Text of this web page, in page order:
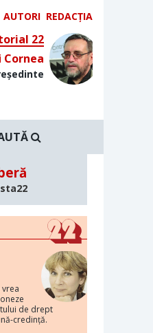
AUTORI REDACȚIA
22
Cornea
de drept
credință.